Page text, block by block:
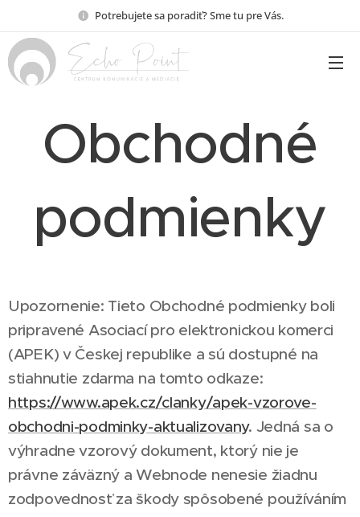
Potrebujete sa poradiť? Sme tu pre Vás.
Obchodné
podmienky
Upozornenie: Tieto Obchodné podmienky boli
pripravené Asociací pro elektronickou komerci
(APEK) v Českej republike a sú dostupné na
stiahnutie zdarma na tomto odkaze:
https://www.apek.cz/clanky/apek-vzorove-
obchodni-podminky-aktualizovany. Jedná sa o
výhradne vzorový dokument, ktorý nie je
právne záväzný a Webnode nenesie žiadnu
zodpovednosť za škody spôsobené používáním